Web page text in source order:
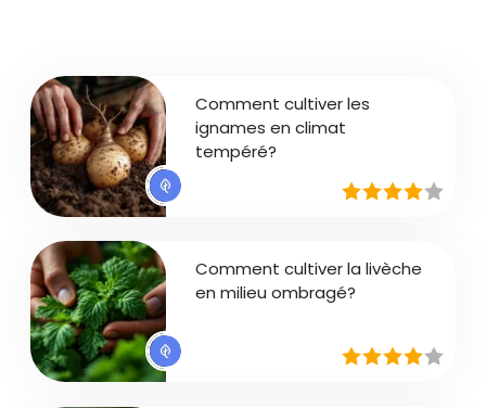
Comment cultiver les
ignames en climat
tempéré?
Comment cultiver la livèche
en milieu ombragé?